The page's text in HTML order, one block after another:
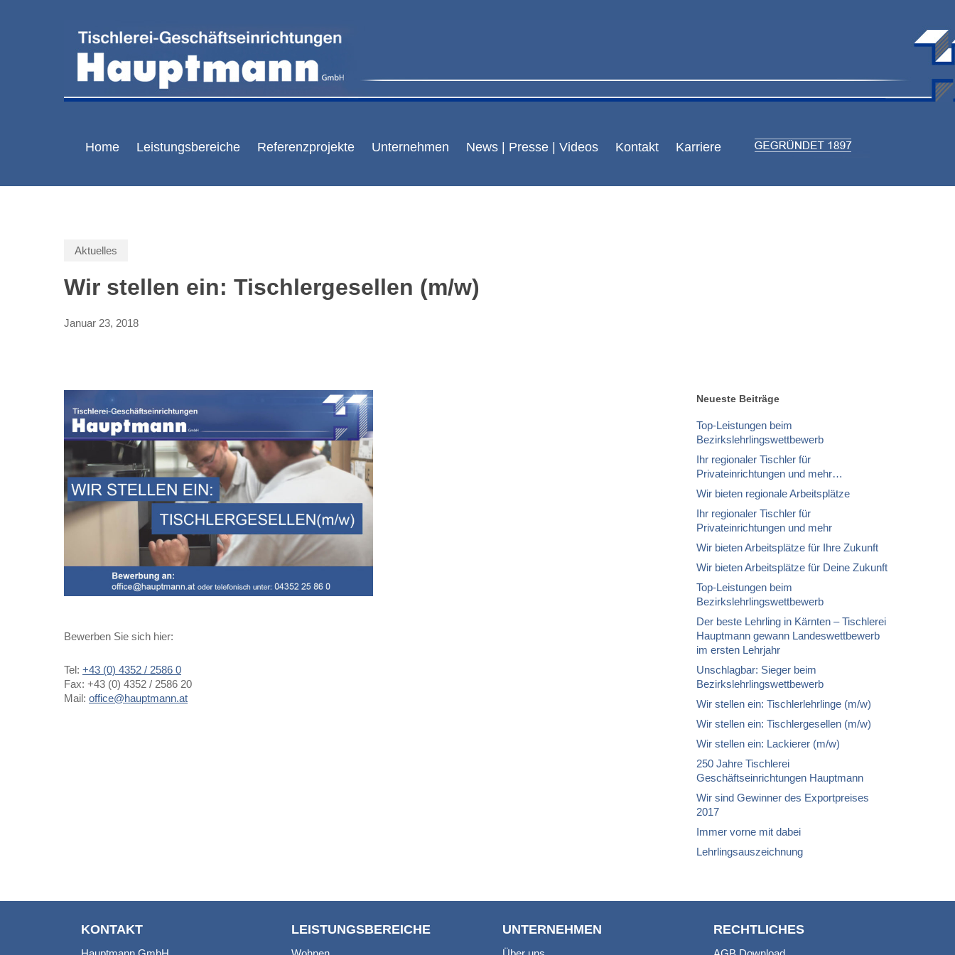
Home Leistungsbereiche Referenzprojekte Unternehmen News | Presse | Videos Kontakt Karriere
Aktuelles
Wir stellen ein: Tischlergesellen (m/w)
Januar 23, 2018
Bewerben Sie sich hier:
Tel: +43 (0) 4352 / 2586 0
Fax: +43 (0) 4352 / 2586 20
Mail: office@hauptmann.at
Neueste Beiträge
Top-Leistungen beim
Bezirkslehrlingswettbewerb
Ihr regionaler Tischler für
Privateinrichtungen und mehr…
Wir bieten regionale Arbeitsplätze
Ihr regionaler Tischler für
Privateinrichtungen und mehr
Wir bieten Arbeitsplätze für Ihre Zukunft
Wir bieten Arbeitsplätze für Deine Zukunft
Top-Leistungen beim
Bezirkslehrlingswettbewerb
Der beste Lehrling in Kärnten – Tischlerei
Hauptmann gewann Landeswettbewerb
im ersten Lehrjahr
Unschlagbar: Sieger beim
Bezirkslehrlingswettbewerb
Wir stellen ein: Tischlerlehrlinge (m/w)
Wir stellen ein: Tischlergesellen (m/w)
Wir stellen ein: Lackierer (m/w)
250 Jahre Tischlerei
Geschäftseinrichtungen Hauptmann
Wir sind Gewinner des Exportpreises
2017
Immer vorne mit dabei
Lehrlingsauszeichnung
KONTAKT LEISTUNGSBEREICHE UNTERNEHMEN RECHTLICHES